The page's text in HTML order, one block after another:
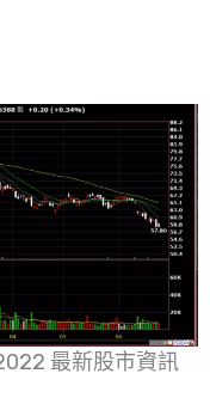
最新股市資訊